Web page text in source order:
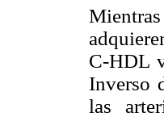
C-HDL
Inverso
las